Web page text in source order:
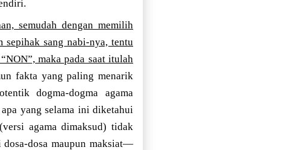
semudah dengan memilih
sepihak sang nabi-nya, tentu
maka pada saat itulah
fakta yang paling menarik
dogma-dogma agama
yang selama ini diketahui
agama dimaksud) tidak
dosa-dosa maupun maksiat—